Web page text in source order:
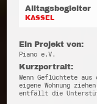
Alltagsbegleiter
KASSEL
Ein Projekt von:
Piano e.V.
Kurzportrait:
Wenn Geflüchtete
eigene Wohnung
entfällt die